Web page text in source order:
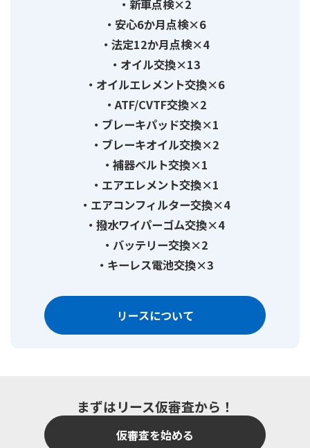
新車点検×2
安心6か月点検×6
法定12か月点検×4
オイル交換×13
オイルエレメント交換×6
ATF/CVTF交換×2
ブレーキパッド交換×1
ブレーキオイル交換×2
補器ベルト交換×1
エアエレメント交換×1
エアコンフィルター交換×4
撥水ワイパーゴム交換×4
バッテリー交換×2
キーレス電池交換×3
リースについて
まずはリース仮審査から！
仮審査を始める